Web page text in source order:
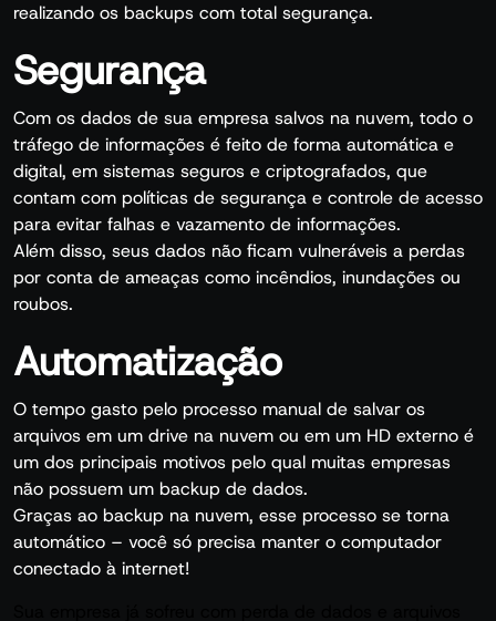
realizando os backups com total segurança.
Segurança
Com os dados de sua empresa salvos na nuvem, todo o
tráfego de informações é feito de forma automática e
digital, em sistemas seguros e criptografados, que
contam com políticas de segurança e controle de acesso
para evitar falhas e vazamento de informações.
Além disso, seus dados não ficam vulneráveis a perdas
por conta de ameaças como incêndios, inundações ou
roubos.
Automatização
O tempo gasto pelo processo manual de salvar os
arquivos em um drive na nuvem ou em um HD externo é
um dos principais motivos pelo qual muitas empresas
não possuem um backup de dados.
Graças ao backup na nuvem, esse processo se torna
automático – você só precisa manter o computador
conectado à internet!